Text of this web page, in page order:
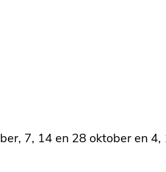
7, 14 en 28 oktober en